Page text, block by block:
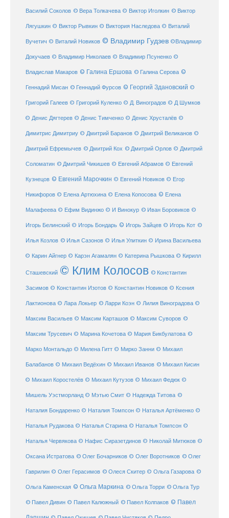
Василий Соколов © Вера Толкачева © Виктор Иголкин © Виктор
Лягушкин © Виктор Рывкин © Виктория Наследова © Виталий
Вучетич © Виталий Новиков © Владимир Гудзев ©Владимир
Докучаев © Владимир Николаев © Владимир Псуненко ©
Владислав Макаров © Галина Ершова © Галина Серова ©
Геннадий Мисан © Геннадий Фурсов © Георгий Здановский ©
Григорий Галеев © Григорий Куленко © Д. Виноградов © Д Шумков
© Денис Дягтерев © Денис Тимченко © Денис Хрусталёв ©
Димитрис Димитриу © Дмитрий Баранов © Дмитрий Великанов ©
Дмитрий Ефремычев © Дмитрий Кох © Дмитрий Орлов © Дмитрий
Соломатин © Дмитрий Чикишев © Евгений Абрамов © Евгений
Кузнецов © Евгений Марочкин © Евгений Новиков © Егор
Никифоров © Елена Артюхина © Елена Копосова © Елена
Малафеева © Ефим Видинжо © И Винокур © Иван Боровиков ©
Игорь Белинский © Игорь Бондарь © Игорь Зайцев © Игорь Кот ©
Илья Козлов © Илья Сазонов © Илья Улиткин © Ирина Васильева
© Карин Айгнер © Карэн Агамалян © Катерина Рышкова © Кирилл
Сташевский © Клим Колосов © Константин
Засимов © Константин Изотов © Константин Новиков © Ксения
Лактионова © Лара Локьер © Ларри Коэн © Лилия Виноградова ©
Максим Васильев © Максим Карташов © Максим Суворов ©
Максим Трусевич © Марина Кочетова © Мария Бикбулатова ©
Марко Монтальдо © Милена Гитт © Мирко Занни © Михаил
Балабанов © Михаил Ведёхин © Михаил Иванов © Михаил Кисин
© Михаил Коростелёв © Михаил Кутузов © Михаил Федюк ©
Мишель Уэстморланд © Мэтью Смит © Надежда Титова ©
Наталия Бондаренко © Наталия Томпсон © Наталья Артёменко ©
Наталья Рудакова © Наталья Старина © Наталья Томпсон ©
Наталья Червякова © Нафис Сиразетдинов © Николай Митюков ©
Оксана Истратова © Олег Бочарников © Олег Воротников © Олег
Гаврилин © Олег Герасимов © Олеся Скитер © Ольга Газарова ©
Ольга Каменская © Ольга Маркина © Ольга Торри © Ольга Тур
© Павел Дивин © Павел Калюжный © Павел Колпаков © Павел